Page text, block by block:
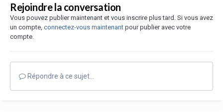
Rejoindre la conversation
Vous pouvez publier maintenant et vous inscrire plus tard. Si vous avez
un compte, connectez-vous maintenant pour publier avec votre
compte.
Répondre à ce sujet…